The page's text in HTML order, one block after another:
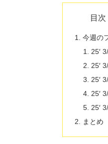
目次
今週の
25′
25′
25′
25′
25′
まとめ